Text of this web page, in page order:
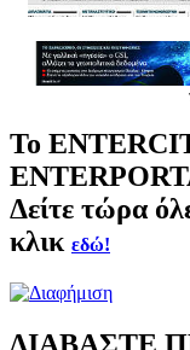
Το
Δείτε τώρα
κλικ εδώ!
ΔΙΑΒΑΣΤΕ